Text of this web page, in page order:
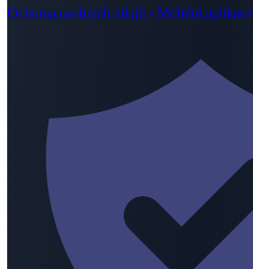
Ochrana osobních údajů - Mobilní aplikace